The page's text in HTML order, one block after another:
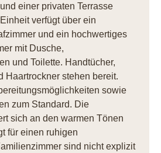
einer privaten Terrasse
verfügt über ein
und ein hochwertiges
mit Dusche,
und Toilette. Handtücher,
Haartrockner stehen bereit.
sowie
zum Standard. Die
sich an den warmen Tönen
für einen ruhigen
sind nicht explizit